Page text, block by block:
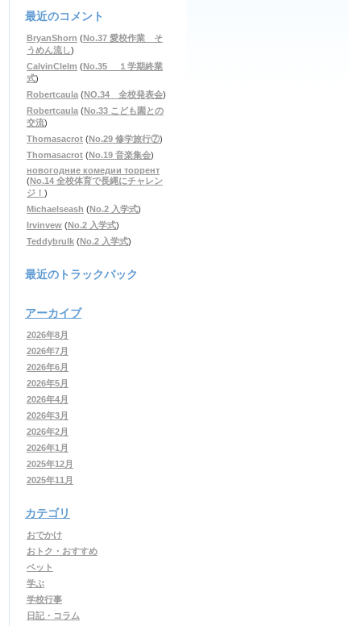
最近のコメント
BryanShorn (No.37 愛校作業 そ
うめん流し)
CalvinClelm (No.35 １学期終業
式)
Robertcaula (NO.34 全校発表会)
Robertcaula (No.33 こども園との
交流)
Thomasacrot (No.29 修学旅行⑦)
Thomasacrot (No.19 音楽集会)
новогодние комедии торрент
(No.14 全校体育で長縄にチャレン
ジ！ )
Michaelseash (No.2 入学式)
Irvinvew (No.2 入学式)
Teddybrulk (No.2 入学式)
最近のトラックバック
アーカイブ
2026年8月
2026年7月
2026年6月
2026年5月
2026年4月
2026年3月
2026年2月
2026年1月
2025年12月
2025年11月
カテゴリ
おでかけ
おトク・おすすめ
ペット
学ぶ
学校行事
日記・コラム